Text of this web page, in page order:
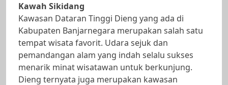
Kawah Sikidang
Kawasan Dataran Tinggi Dieng yang ada di
Kabupaten Banjarnegara merupakan salah satu
tempat wisata favorit. Udara sejuk dan
pemandangan alam yang indah selalu sukses
menarik minat wisatawan untuk berkunjung.
Dieng ternyata juga merupakan kawasan